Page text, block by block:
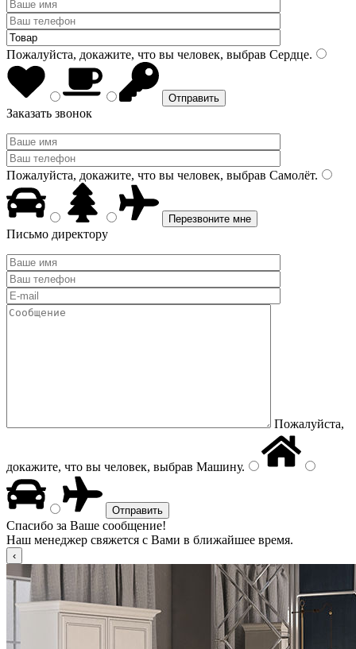
Пожалуйста, докажите, что вы человек, выбрав Сердце.
Заказать звонок
Пожалуйста, докажите, что вы человек, выбрав Самолёт.
Письмо директору
Пожалуйста,
докажите, что вы человек, выбрав Машину.
Спасибо за Ваше сообщение!
Наш менеджер свяжется с Вами в ближайшее время.